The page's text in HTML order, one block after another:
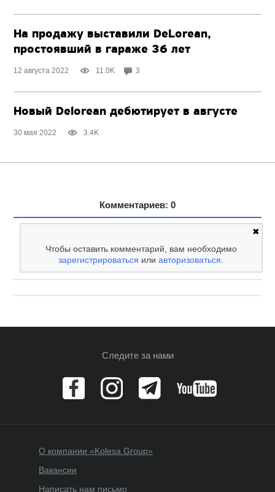
На продажу выставили DeLorean,
простоявший в гараже 36 лет
12 августа 2022 11.0K 3
Новый Delorean дебютирует в августе
30 мая 2022 3.4K
Комментариев: 0
✖
Чтобы оставить комментарий, вам необходимо
зарегистрироваться илиавторизоваться.
Следите за нами
О компании «Kolesa Group»
Вакансии
Написать нам письмо